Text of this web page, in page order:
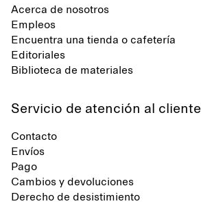
Acerca de nosotros
Empleos
Encuentra una tienda o cafetería
Editoriales
Biblioteca de materiales
Servicio de atención al cliente
Contacto
Envíos
Pago
Cambios y devoluciones
Derecho de desistimiento